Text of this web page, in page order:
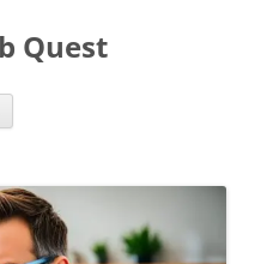
Quest